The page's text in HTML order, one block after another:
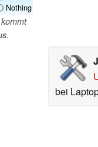
Nothing
bei